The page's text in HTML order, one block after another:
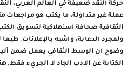
حركة النقد ضعيفة في العالم العربي،
عملة غير متداولة، ما يكتب هو مراجعات
الثقافية صحافة استهلاكية لتسويق
ولمجرد الدعاية، واشبه بالإعلانات.
وضوح ان الوسط الثقافي يعمل ضمن
الكتابة عن الادب الجاد لا الجريء